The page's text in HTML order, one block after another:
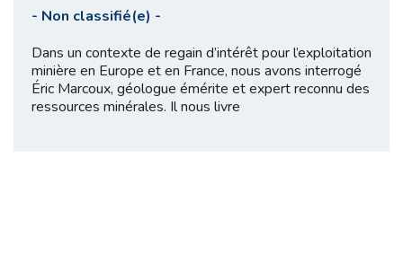
- Non classifié(e) -
Dans un contexte de regain d’intérêt pour l’exploitation
minière en Europe et en France, nous avons interrogé
Éric Marcoux, géologue émérite et expert reconnu des
ressources minérales. Il nous livre